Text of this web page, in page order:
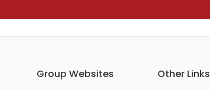
Group Websites
Other Links